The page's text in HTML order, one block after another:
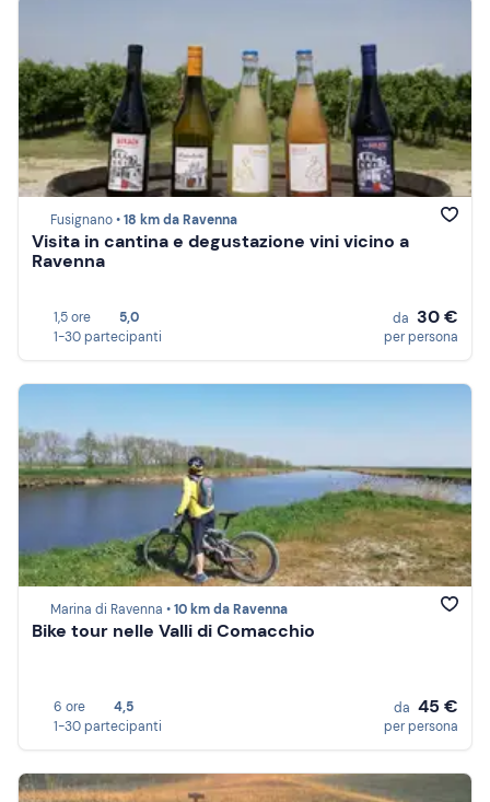
Fusignano •18 km da Ravenna
Visita in cantina e degustazione vini vicino a
Ravenna
1,5 ore
5,0
1-30 partecipanti
da 30 €
per persona
Marina di Ravenna •10 km da Ravenna
Bike tour nelle Valli di Comacchio
6 ore
4,5
1-30 partecipanti
da 45 €
per persona